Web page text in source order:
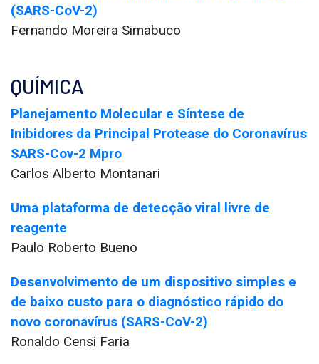
(SARS-CoV-2)
Fernando Moreira Simabuco
QUÍMICA
Planejamento Molecular e Síntese de
Inibidores da Principal Protease do Coronavírus
SARS-Cov-2 Mpro
Carlos Alberto Montanari
Uma plataforma de detecção viral livre de
reagente
Paulo Roberto Bueno
Desenvolvimento de um dispositivo simples e
de baixo custo para o diagnóstico rápido do
novo coronavírus (SARS-CoV-2)
Ronaldo Censi Faria